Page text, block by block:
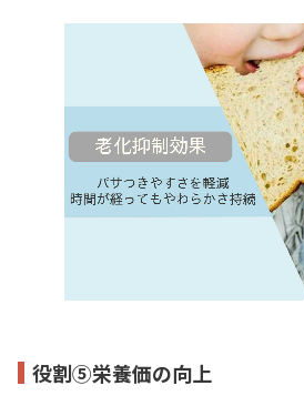
役割⑤栄養価の向上